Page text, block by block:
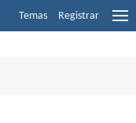
Temas Registrar